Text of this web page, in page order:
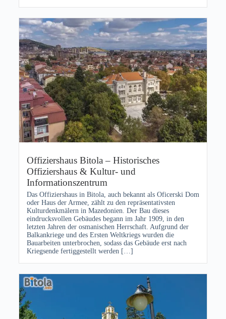
Offiziershaus Bitola – Historisches
Offiziershaus & Kultur- und
Informationszentrum
Das Offiziershaus in Bitola, auch bekannt als Oficerski Dom
oder Haus der Armee, zählt zu den repräsentativsten
Kulturdenkmälern in Mazedonien. Der Bau dieses
eindrucksvollen Gebäudes begann im Jahr 1909, in den
letzten Jahren der osmanischen Herrschaft. Aufgrund der
Balkankriege und des Ersten Weltkriegs wurden die
Bauarbeiten unterbrochen, sodass das Gebäude erst nach
Kriegsende fertiggestellt werden […]